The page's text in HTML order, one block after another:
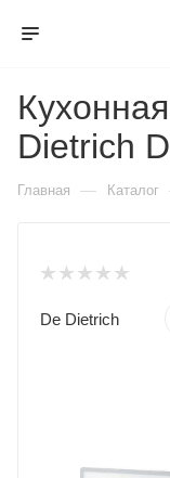
Dietrich
Главная — Каталог
De Dietrich